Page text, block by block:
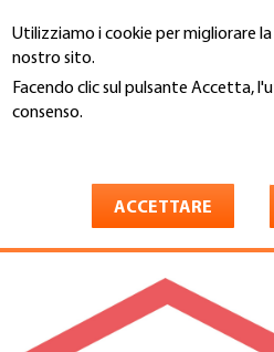
Utilizziamo i cookie per migliorare
nostro sito.
Facendo clic sul pulsante Accetta,
consenso.
ACCETTARE
al
contenuto
principale
You
Oberwangen